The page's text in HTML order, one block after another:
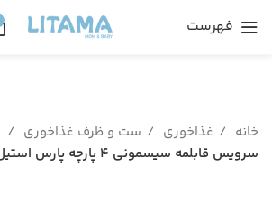
فهرست
خانه غذاخوری
ست و ظرف غذاخوری
سرویس قابلمه سیسمونی ۴ پارچه پارس استیل PARS STEEL